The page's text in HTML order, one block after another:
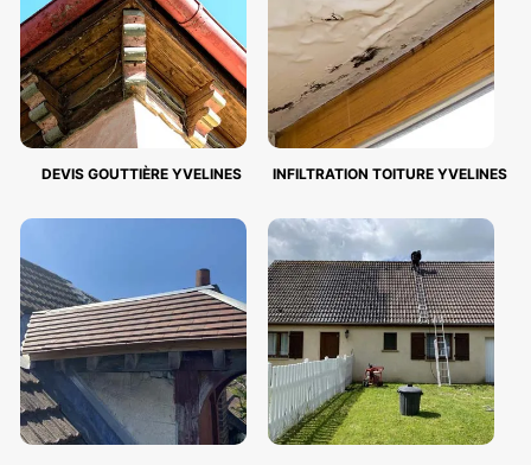
DEVIS GOUTTIÈRE YVELINES INFILTRATION TOITURE YVELINES